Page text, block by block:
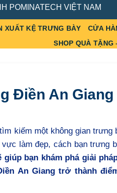
POMINATECH VIỆT NAM
XUẤT KỆ TRƯNG BÀY CỬA
SHOP QUÀ TẶNG
Điền An Giang
kiếm một không gian trưng
làm đẹp, cách bạn trưng
giúp bạn khám phá giải
An Giang trở thành